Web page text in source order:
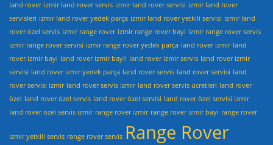
land rover izmir land rover servis izmir land rover servisi izmir land rover
servisleri izmir land rover yedek parça izmir land rover yetkili servisi izmir land
rover özel servis izmir range rover izmir range rover bayi izmir range rover servis
izmir range rover servisi izmir range rover yedek parça land rover izmir land
rover izmir bayi land rover izmir bayii land rover izmir servis land rover izmir
servisi land rover izmir yedek parça land rover servis land rover servisi land
rover servisi izmir land rover servis izmir land rover servis ücretleri land rover
özel land rover özel servis land rover özel servisi land rover özel servisi izmir
land rover özel servis izmir range rover izmir range rover izmir bayi range rover
izmir yetkili servis range rover servis Range Rover